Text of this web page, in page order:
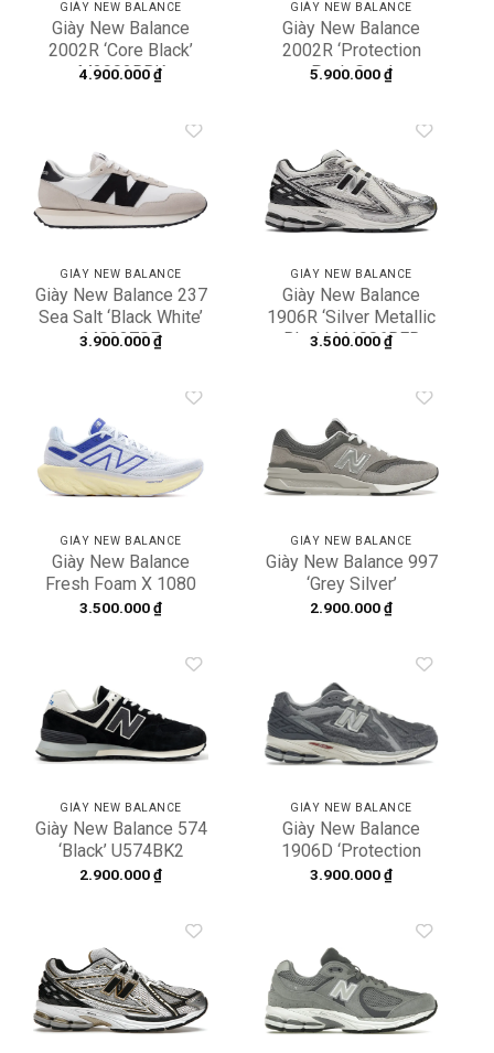
GIÀY NEW BALANCE
Giày New Balance
2002R ‘Core Black’
M2002RBK
4.900.000₫
GIÀY NEW BALANCE
Giày New Balance
2002R ‘Protection
Pack Grey’
5.900.000₫
Add to
wishlist
GIÀY NEW BALANCE
Giày New Balance 237
Sea Salt ‘Black White’
MS237SF
3.900.000₫
wishlist
GIÀY NEW BALANCE
Giày New Balance
1906R ‘Silver Metallic
Black’ M1906RER
3.500.000₫
wishlist
GIÀY NEW BALANCE
Giày New Balance
Fresh Foam X 1080
V13 D Wide NB Blue
3.500.000₫
wishlist
GIÀY NEW BALANCE
Giày New Balance 997
‘Grey Silver’
CM997HCA
2.900.000₫
Add to
wishlist
GIÀY NEW BALANCE
Giày New Balance 574
‘Black’ U574BK2
2.900.000₫
Add to
wishlist
GIÀY NEW BALANCE
Giày New Balance
1906D ‘Protection
Pack – Castlerock’
3.900.000₫
Add to
wishlist
wishlist